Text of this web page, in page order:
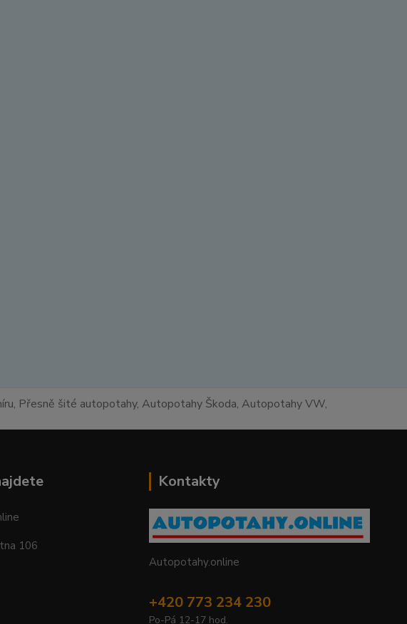
Přesně šité autopotahy, Autopotahy Škoda, Autopotahy VW,
106
Kontakty
Autopotahy.online
+420 773 234 230
Po-Pá 12-17 hod.